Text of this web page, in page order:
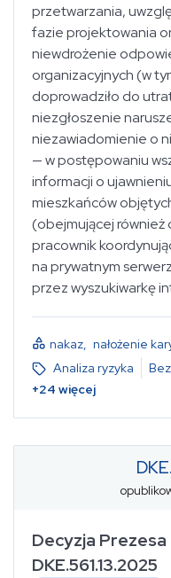
przetwarzania,
fazie projektowania
niewdrożenie
organizacyjnych (w
doprowadziło do
niezgłoszenie
niezawiadomienie o
— w postępowaniu
informacji o
mieszkańców
(obejmującej również
pracownik
na prywatnym
przez wyszukiwarkę
nakaz, nałożenie
Analiza ryzyka
+24 więcej
Decyzja Prezesa
DKE.561.13.2025